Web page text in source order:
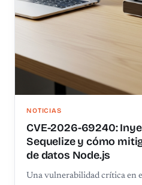
NOTICIAS
CVE-2026-69240:
Sequelize y cómo
de datos Node.js
Una vulnerabilidad crítica en